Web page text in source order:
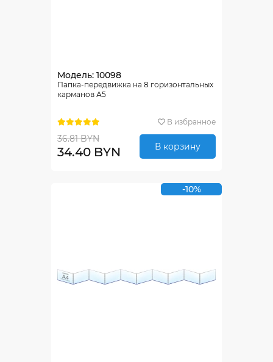
Модель: 10098
Папка-передвижка на 8 горизонтальных
карманов А5
В избранное
36.81 BYN
34.40 BYN В корзину
-10%